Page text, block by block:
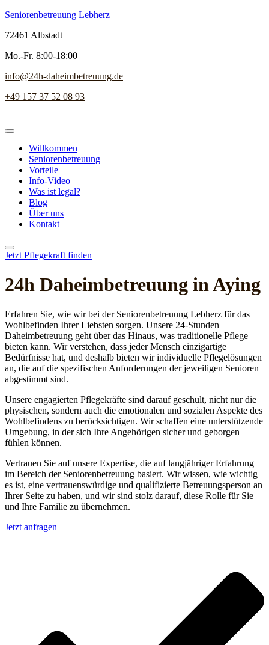
Seniorenbetreuung Lebherz
72461 Albstadt
Mo.-Fr. 8:00-18:00
info@24h-daheimbetreuung.de
+49 157 37 52 08 93
Willkommen
Seniorenbetreuung
Vorteile
Info-Video
Was ist legal?
Blog
Über uns
Kontakt
Jetzt Pflegekraft finden
24h Daheim­betreuung in Aying
Erfahren Sie, wie wir bei der Seniorenbetreuung Lebherz für das
Wohlbefinden Ihrer Liebsten sorgen. Unsere 24-Stunden
Daheimbetreuung geht über das Hinaus, was traditionelle Pflege
bieten kann. Wir verstehen, dass jeder Mensch einzigartige
Bedürfnisse hat, und deshalb bieten wir individuelle Pflegelösungen
an, die auf die spezifischen Anforderungen der jeweiligen Senioren
abgestimmt sind.
Unsere engagierten Pflegekräfte sind darauf geschult, nicht nur die
physischen, sondern auch die emotionalen und sozialen Aspekte des
Wohlbefindens zu berücksichtigen. Wir schaffen eine unterstützende
Umgebung, in der sich Ihre Angehörigen sicher und geborgen
fühlen können.
Vertrauen Sie auf unsere Expertise, die auf langjähriger Erfahrung
im Bereich der Seniorenbetreuung basiert. Wir wissen, wie wichtig
es ist, eine vertrauenswürdige und qualifizierte Betreuungsperson an
Ihrer Seite zu haben, und wir sind stolz darauf, diese Rolle für Sie
und Ihre Familie zu übernehmen.
Jetzt anfragen